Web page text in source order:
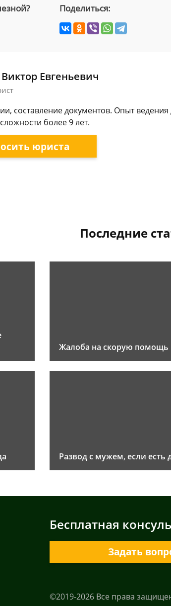
Поделиться:
Евгеньевич
составление документов. Опыт ведения
более 9 лет.
юриста
Последние
Жалоба на скорую помощь
Развод с мужем, если есть
Бесплатная
Задать
©2019-2026 Все права